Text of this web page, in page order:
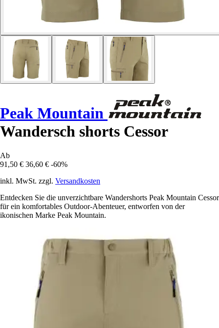
Peak Mountain
Wandersch shorts Cessor
Ab
91,50 € 36,60 € -60%
inkl. MwSt. zzgl. Versandkosten
Entdecken Sie die unverzichtbare Wandershorts Peak Mountain Cessor
für ein komfortables Outdoor-Abenteuer, entworfen von der
ikonischen Marke Peak Mountain.